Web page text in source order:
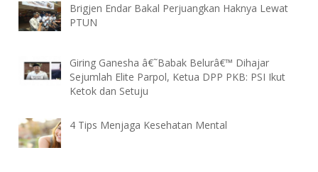
Brigjen Endar Bakal Perjuangkan Haknya Lewat
PTUN
Giring Ganesha â€˜Babak Belurâ€™ Dihajar
Sejumlah Elite Parpol, Ketua DPP PKB: PSI Ikut
Ketok dan Setuju
4 Tips Menjaga Kesehatan Mental